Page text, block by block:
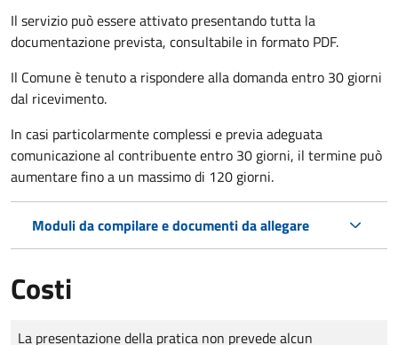
Il servizio può essere attivato presentando tutta la
documentazione prevista, consultabile in formato PDF.
Il Comune è tenuto a rispondere alla domanda entro 30 giorni
dal ricevimento.
In casi particolarmente complessi e previa adeguata
comunicazione al contribuente entro 30 giorni, il termine può
aumentare fino a un massimo di 120 giorni.
Moduli da compilare e documenti da allegare
Costi
Tipo di pagamento
Importo
La presentazione della pratica non prevede alcun